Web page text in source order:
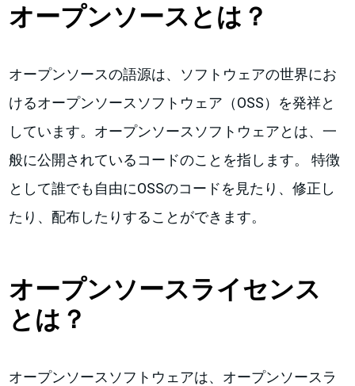
オープンソースとは？
オープンソースの語源は、ソフトウェアの世界にお
けるオープンソースソフトウェア（OSS）を発祥と
しています。オープンソースソフトウェアとは、一
般に公開されているコードのことを指します。 特徴
として誰でも自由にOSSのコードを見たり、修正し
たり、配布したりすることができます。
オープンソースライセンス
とは？
オープンソースソフトウェアは、オープンソースラ